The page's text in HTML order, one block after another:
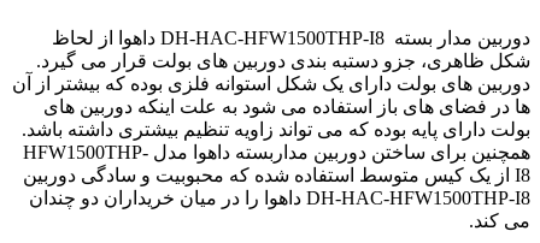
دوربین مدار بسته DH-HAC-HFW1500THP-I8 داهوا از لحاظ
شکل ظاهری، جزو دستبه بندی دوربین های بولت قرار می گیرد.
دوربین های بولت دارای یک شکل استوانه فلزی بوده که بیشتر از آن
ها در فضای های باز استفاده می شود به علت اینکه دوربین های
بولت دارای پایه بوده که می تواند زاویه تنظیم بیشتری داشته باشد.
همچنین برای ساختن دوربین مداربسته داهوا مدل HFW1500THP-
I8 از یک کیس متوسط استفاده شده که محبوبیت و سادگی دوربین
DH-HAC-HFW1500THP-I8 داهوا را در میان خریداران دو چندان
می کند.